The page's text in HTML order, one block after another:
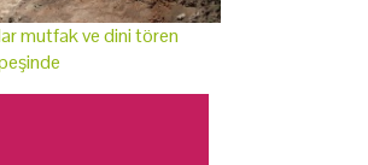
mutfak ve dini tören